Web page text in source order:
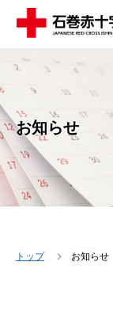
医療関係者
お知らせ
トップ お知らせ